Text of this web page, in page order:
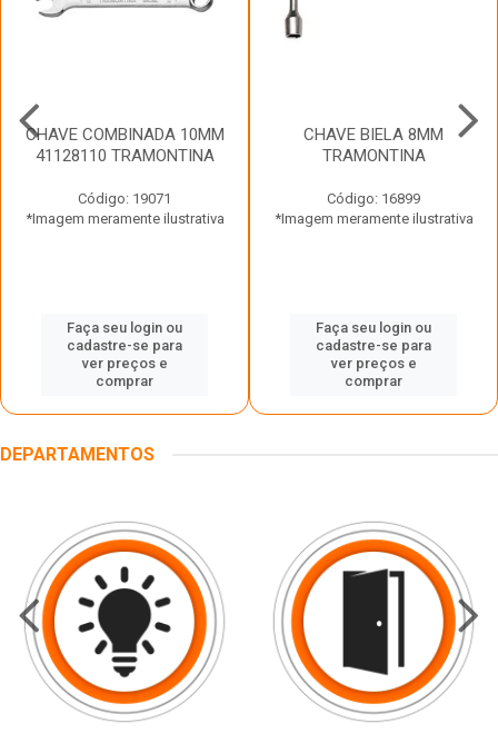
CHAVE COMBINADA 10MM
41128110 TRAMONTINA
Código: 19071
*Imagem meramente ilustrativa
Faça seu login ou
cadastre-se para
ver preços e
comprar
CHAVE BIELA 8MM
TRAMONTINA
Código: 16899
*Imagem meramente ilustrativa
Faça seu login ou
cadastre-se para
ver preços e
comprar
DEPARTAMENTOS